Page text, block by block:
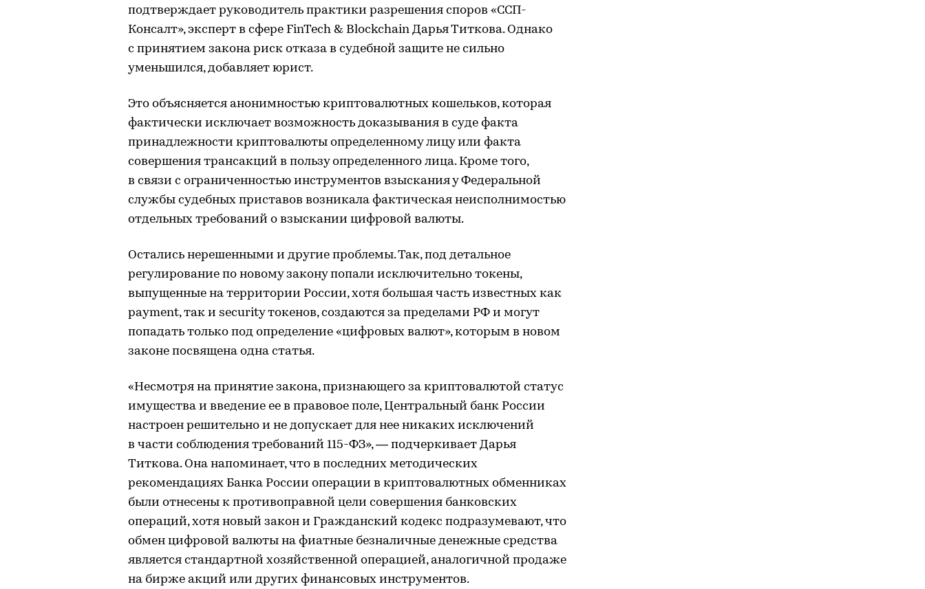
подтверждает руководитель практики разрешения споров «ССП-
Консалт», эксперт в сфере FinTech & Blockchain Дарья Титкова. Однако
с принятием закона риск отказа в судебной защите не сильно
уменьшился, добавляет юрист.
Это объясняется анонимностью криптовалютных кошельков, которая
фактически исключает возможность доказывания в суде факта
принадлежности криптовалюты определенному лицу или факта
совершения трансакций в пользу определенного лица. Кроме того,
в связи с ограниченностью инструментов взыскания у Федеральной
службы судебных приставов возникала фактическая неисполнимостью
отдельных требований о взыскании цифровой валюты.
Остались нерешенными и другие проблемы. Так, под детальное
регулирование по новому закону попали исключительно токены,
выпущенные на территории России, хотя большая часть известных как
payment, так и security токенов, создаются за пределами РФ и могут
попадать только под определение «цифровых валют», которым в новом
законе посвящена одна статья.
«Несмотря на принятие закона, признающего за криптовалютой статус
имущества и введение ее в правовое поле, Центральный банк России
настроен решительно и не допускает для нее никаких исключений
в части соблюдения требований 115-ФЗ», — подчеркивает Дарья
Титкова. Она напоминает, что в последних методических
рекомендациях Банка России операции в криптовалютных обменниках
были отнесены к противоправной цели совершения банковских
операций, хотя новый закон и Гражданский кодекс подразумевают, что
обмен цифровой валюты на фиатные безналичные денежные средства
является стандартной хозяйственной операцией, аналогичной продаже
на бирже акций или других финансовых инструментов.